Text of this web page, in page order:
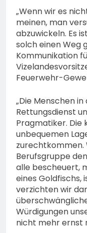
„Wenn wir es
meinen, man
abzuwickeln. Es
solch einen Weg
Kommunikation
Feuerwehr-
„Die Menschen
Rettungsdienst
Pragmatiker. Die
unbequemen
zurechtkommen.
Berufsgruppe
alle bescheuert,
eines Goldfischs,
verzichten wir
Würdigungen
nicht mehr ernst